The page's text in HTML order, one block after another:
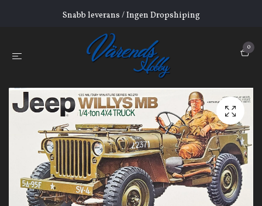
Snabb leverans / Ingen Dropshiping
0